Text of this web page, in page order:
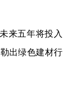
来五年将投入
出绿色建材行